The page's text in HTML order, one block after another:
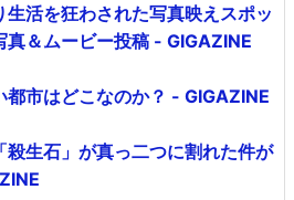
生活を狂わされた写真映えスポッ
真＆ムービー投稿 - GIGAZINE
都市はどこなのか？ - GIGAZINE
殺生石」が真っ二つに割れた件が